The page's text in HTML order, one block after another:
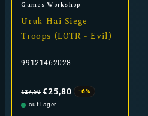
Anbieter:
Games Workshop
Uruk-Hai Siege
Troops (LOTR - Evil)
99121462028
Preis
€27,50 €25,80
-6%
auf Lager